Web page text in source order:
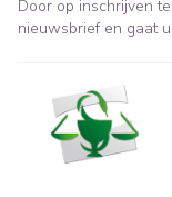
Door op inschrijven
nieuwsbrief en gaat